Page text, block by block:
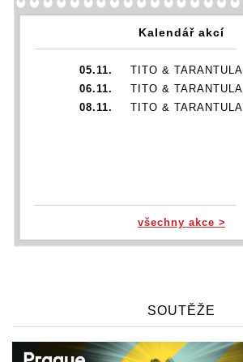
Kalendář akcí
05.11.
TITO & TARANTULA
06.11.
TITO & TARANTULA
08.11.
TITO & TARANTULA
všechny akce >
SOUTĚŽE